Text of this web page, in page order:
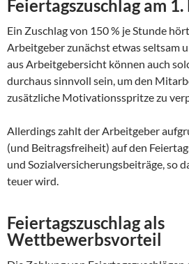
Feiertagszuschlag am 1.
Ein Zuschlag von 150 % je Stunde
Arbeitgeber zunächst etwas seltsam
aus Arbeitgebersicht können auch
durchaus sinnvoll sein, um den
zusätzliche Motivationsspritze zu
Allerdings zahlt der Arbeitgeber
(und Beitragsfreiheit) auf den
und Sozialversicherungsbeiträge, so
teuer wird.
Feiertagszuschlag als
Wettbewerbsvorteil